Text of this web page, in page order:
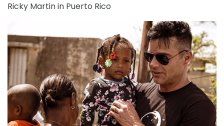
Ricky Martin in Puerto Rico